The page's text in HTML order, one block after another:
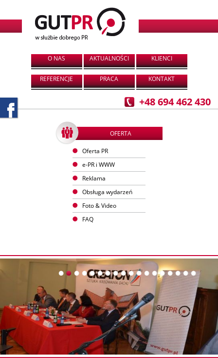
O NAS AKTUALNOŚCI KLIENCI
REFERENCJE PRACA KONTAKT
+48 694 462 430
OFERTA
Oferta PR
e-PR i WWW
Reklama
Obsługa wydarzeń
Foto & Video
FAQ